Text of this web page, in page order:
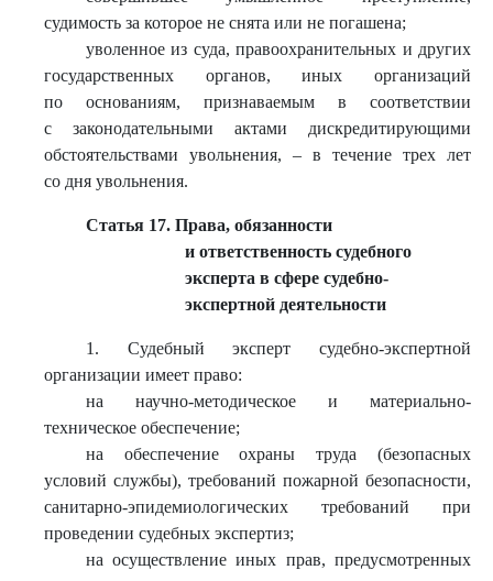
судимость за которое не снята или не погашена;
уволенное из суда, правоохранительных и других
государственных органов, иных организаций
по основаниям, признаваемым в соответствии
с законодательными актами дискредитирующими
обстоятельствами увольнения, – в течение трех лет
со дня увольнения.
Статья 17. Права, обязанности
и ответственность судебного
эксперта в сфере судебно-
экспертной деятельности
1. Судебный эксперт судебно-экспертной
организации имеет право:
на научно-методическое и материально-
техническое обеспечение;
на обеспечение охраны труда (безопасных
условий службы), требований пожарной безопасности,
санитарно-эпидемиологических требований при
проведении судебных экспертиз;
на осуществление иных прав, предусмотренных